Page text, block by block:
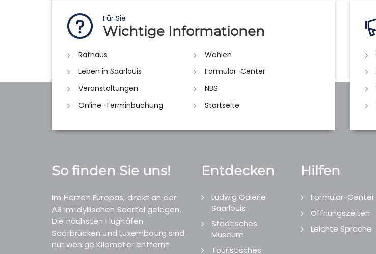
Für Sie
Wichtige Informationen
Rathaus
Wahlen
Leben in Saarlouis
Formular-Center
Veranstaltungen
NBS
Online-Terminbuchung
Startseite
So finden Sie uns!
Im Herzen Europas, direkt an der
A8 im idyllischen Saartal gelegen.
Die nächsten Flughäfen
Saarbrücken und Luxembourg sind
nur wenige Kilometer entfernt.
Entdecken
Ludwig Galerie
Saarlouis
Städtisches
Museum
Touristisches
Hilfen
Formular-Center
Öffnungszeiten
Leichte Sprache